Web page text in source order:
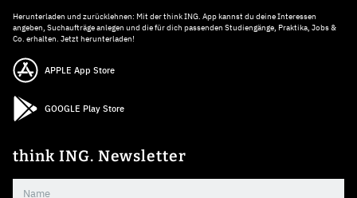
Herunterladen und zurücklehnen: Mit der think ING. App kannst du deine Interessen
angeben, Suchaufträge anlegen und die für dich passenden Studiengänge, Praktika, Jobs &
Co. erhalten. Jetzt herunterladen!
APPLE App Store
GOOGLE Play Store
think ING. Newsletter